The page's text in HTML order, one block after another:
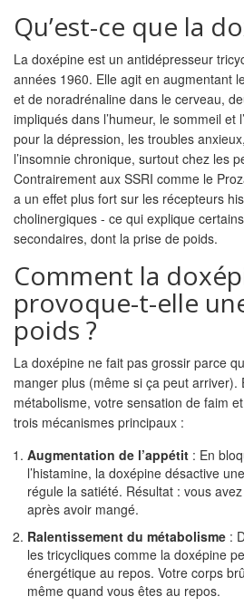
Qu’est-ce que la
La doxépine est un antidépresseur
années 1960. Elle agit en augmentant
et de noradrénaline dans le cerveau,
impliqués dans l’humeur, le sommeil et
pour la dépression, les troubles
l’insomnie chronique, surtout chez les
Contrairement aux SSRI comme le
a un effet plus fort sur les récepteurs
cholinergiques - ce qui explique
secondaires, dont la prise de poids.
Comment la
provoque-t-elle
poids ?
La doxépine ne fait pas grossir parce
manger plus (même si ça peut arriver).
métabolisme, votre sensation de faim
trois mécanismes principaux :
Augmentation de l’appétit : En
l’histamine, la doxépine désactive
régule la satiété. Résultat : vous
après avoir mangé.
Ralentissement du métabolisme :
les tricycliques comme la doxépine
énergétique au repos. Votre corps
même quand vous êtes au repos.